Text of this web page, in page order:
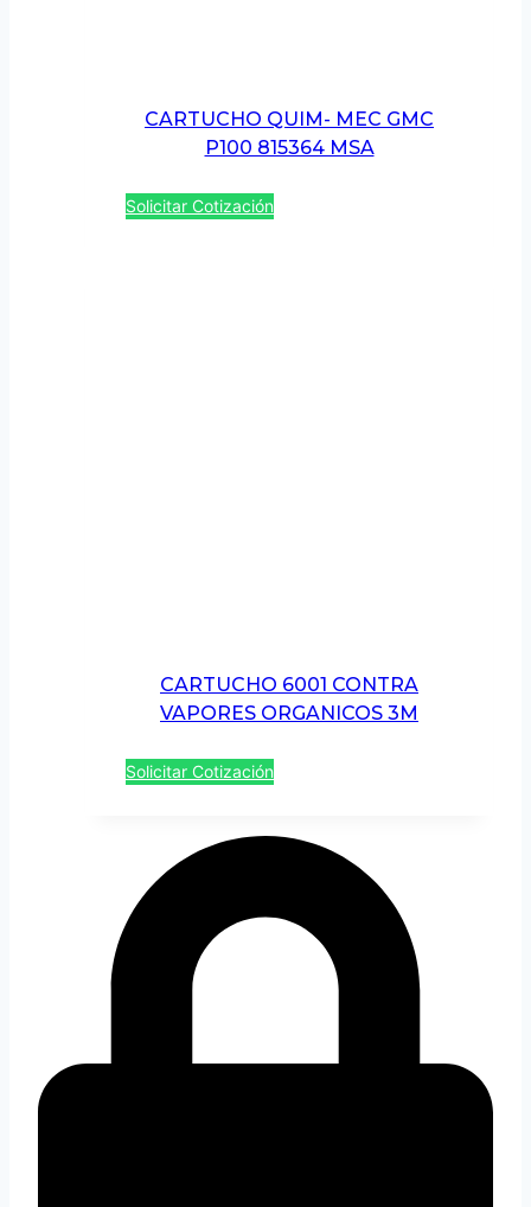
CARTUCHO QUIM- MEC GMC
P100 815364 MSA
Solicitar Cotización
CARTUCHO 6001 CONTRA
VAPORES ORGANICOS 3M
Solicitar Cotización